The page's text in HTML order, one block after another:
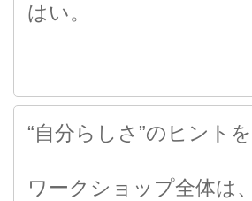
はい。
“自分らしさ”のヒント
ワークショップ全体は